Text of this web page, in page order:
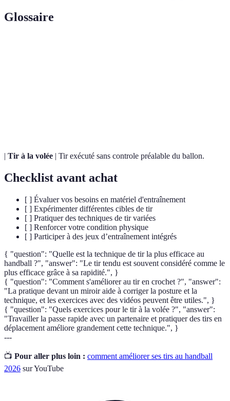
Glossaire
| Tir à la volée | Tir exécuté sans controle préalable du ballon.
Checklist avant achat
[ ] Évaluer vos besoins en matériel d'entraînement
[ ] Expérimenter différentes cibles de tir
[ ] Pratiquer des techniques de tir variées
[ ] Renforcer votre condition physique
[ ] Participer à des jeux d’entraînement intégrés
{ "question": "Quelle est la technique de tir la plus efficace au
handball ?", "answer": "Le tir tendu est souvent considéré comme le
plus efficace grâce à sa rapidité.", }
{ "question": "Comment s'améliorer au tir en crochet ?", "answer":
"La pratique devant un miroir aide à corriger la posture et la
technique, et les exercices avec des vidéos peuvent être utiles.", }
{ "question": "Quels exercices pour le tir à la volée ?", "answer":
"Travailler la passe rapide avec un partenaire et pratiquer des tirs en
déplacement améliore grandement cette technique.", }
---
📺 Pour aller plus loin : comment améliorer ses tirs au handball
2026 sur YouTube